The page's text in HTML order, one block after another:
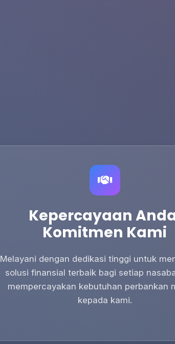
Kepercayaan
Komitmen Kami
Melayani dengan dedikasi tinggi untuk
solusi finansial terbaik bagi setiap
mempercayakan kebutuhan perbankan
kepada kami.